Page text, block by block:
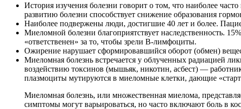
История изучения болезни говорит о том, что наиболее
развитию болезни способствует снижение образования
Наиболее подвержены люди, достигшие 40 лет и более.
Миеломной болезни благоприятствует наследственность.
«ответственен» за то, чтобы зрели В-лимфоциты.
Ожирение нарушает сформировавшийся оборот (обмен)
Миеломная болезнь встречается у облученных радиацией
воздействию токсинов (мышьяк, никотин, асбест) —
плазмоциты мутируются в миеломные клетки, дающие
Миеломная болезнь, или множественная миелома,
симптомы могут варьироваться, но часто включают боль в